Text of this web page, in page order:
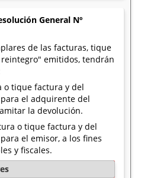
General Nº
de las facturas, tique
emitidos, tendrán
o tique factura y del
el adquirente del
la devolución.
o tique factura y del
el emisor, a los fines
y fiscales.